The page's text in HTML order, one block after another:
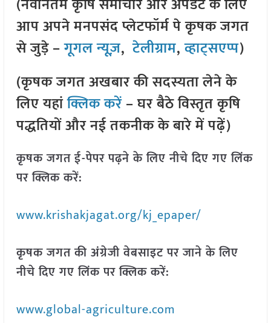
(नवीनतम कृषि समाचार और अपडेट के लिए
आप अपने मनपसंद प्लेटफॉर्म पे कृषक जगत
से जुड़े –गूगल न्यूज़,टेलीग्राम,व्हाट्सएप्प)
(कृषक जगत अखबार की सदस्यता लेने के
लिए यहांक्लिक करें– घर बैठे विस्तृत कृषि
पद्धतियों और नई तकनीक के बारे में पढ़ें)
कृषक जगत ई-पेपर पढ़ने के लिए नीचे दिए गए लिंक
पर क्लिक करें:
www.krishakjagat.org/kj_epaper/
कृषक जगत की अंग्रेजी वेबसाइट पर जाने के लिए
नीचे दिए गए लिंक पर क्लिक करें:
www.global-agriculture.com